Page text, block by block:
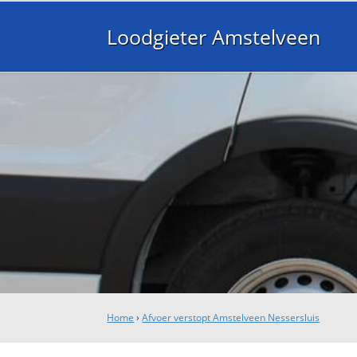
Loodgieter Amstelveen
Home ›Afvoer verstopt Amstelveen Nessersluis